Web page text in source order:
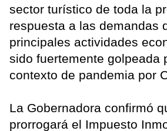
sector turístico de toda la
respuesta a las demandas
principales actividades
sido fuertemente golpeada
contexto de pandemia por
La Gobernadora confirmó
prorrogará el Impuesto